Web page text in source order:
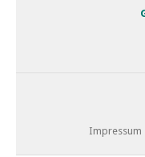
Impressum